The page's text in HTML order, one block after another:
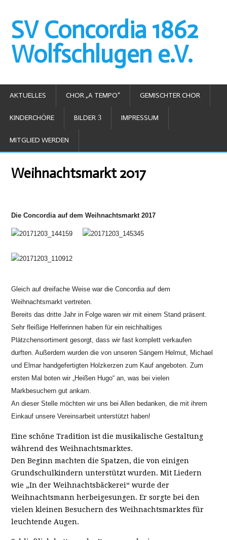
SV Concordia 1862
Wolfschlugen e.V.
AKTUELLES CHOR „A TEMPO“ GEMISCHTER CHOR
KINDERCHÖRE BILDER IMPRESSUM
MITGLIED WERDEN
Weihnachtsmarkt 2017
Die Concordia auf dem Weihnachtsmarkt 2017
Gleich auf dreifache Weise war die Concordia auf dem
Weihnachtsmarkt vertreten.
Bereits das dritte Jahr in Folge waren wir mit einem Stand präsent.
Sehr fleißige Helferinnen haben für ein reichhaltiges
Plätzchensortiment gesorgt, dass wir fast komplett verkaufen
durften. Außerdem wurden die von unseren Sängern Helmut, Michael
und Elmar handgefertigten Holzkerzen zum Kauf angeboten. Zum
ersten Mal boten wir „Heißen Hugo“ an, was bei vielen
Markbesuchern gut ankam.
An dieser Stelle möchten wir uns bei Allen bedanken, die mit ihrem
Einkauf unsere Vereinsarbeit unterstützt haben!
Eine schöne Tradition ist die musikalische Gestaltung
während des Weihnachtsmarktes.
Den Beginn machten die Spatzen, die von einigen
Grundschulkindern unterstützt wurden. Mit Liedern
wie „In der Weihnachtsbäckerei“ wurde der
Weihnachtsmann herbeigesungen. Er sorgte bei den
vielen kleinen Besuchern des Weihnachtsmarktes für
leuchtende Augen.